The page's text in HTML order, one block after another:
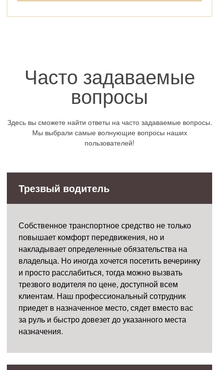
Часто задаваемые
вопросы
Здесь вы сможете найти ответы на часто задаваемые вопросы.
Мы выбрали самые волнующие вопросы наших
пользователей!
Трезвый водитель
Собственное транспортное средство не только
повышает комфорт передвижения, но и
накладывает определенные обязательства на
владельца. Но иногда хочется посетить вечеринку
и просто расслабиться, тогда можно вызвать
трезвого водителя по цене, доступной всем
клиентам. Наш профессиональный сотрудник
приедет в назначенное место, сядет вместо вас
за руль и быстро довезет до указанного места
назначения.